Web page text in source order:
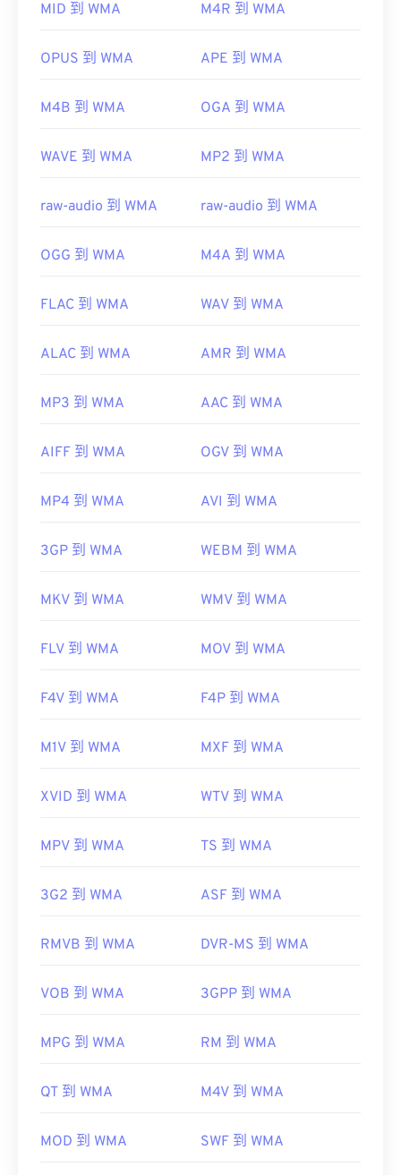
本。
有用的链接：
https://docs.microsoft.com/en-
codecs
MID 到 WMA M4R 到 WMA
OPUS 到 WMA APE 到 WMA
M4B 到 WMA OGA 到 WMA
WAVE 到 WMA MP2 到 WMA
raw-audio 到 WMA raw-audio 到 WMA
OGG 到 WMA M4A 到 WMA
FLAC 到 WMA WAV 到 WMA
ALAC 到 WMA AMR 到 WMA
MP3 到 WMA AAC 到 WMA
AIFF 到 WMA OGV 到 WMA
MP4 到 WMA AVI 到 WMA
3GP 到 WMA WEBM 到 WMA
MKV 到 WMA WMV 到 WMA
FLV 到 WMA MOV 到 WMA
F4V 到 WMA F4P 到 WMA
M1V 到 WMA MXF 到 WMA
XVID 到 WMA WTV 到 WMA
MPV 到 WMA TS 到 WMA
3G2 到 WMA ASF 到 WMA
RMVB 到 WMA DVR-MS 到 WMA
VOB 到 WMA 3GPP 到 WMA
MPG 到 WMA RM 到 WMA
QT 到 WMA M4V 到 WMA
MOD 到 WMA SWF 到 WMA